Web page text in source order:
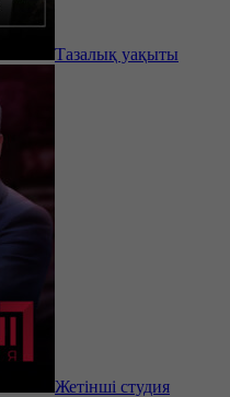
Тазалық уақыты
Жетінші студия